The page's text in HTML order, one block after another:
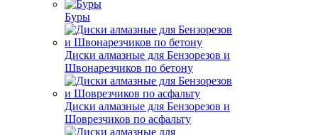
Буры
Диски алмазные для Бензорезов и
Швонарезчиков по бетону
Диски алмазные для Бензорезов и
Шоврезчиков по асфальту